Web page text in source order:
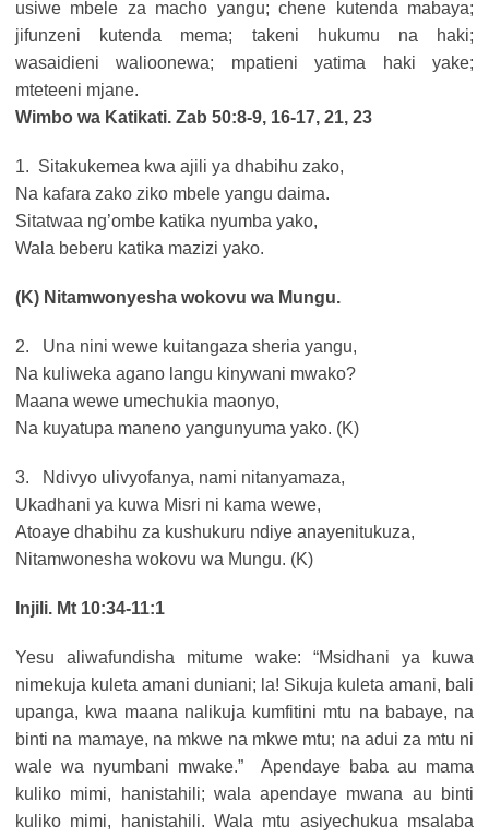
usiwe mbele za macho yangu; chene kutenda mabaya;
jifunzeni kutenda mema; takeni hukumu na haki;
wasaidieni walioonewa; mpatieni yatima haki yake;
mteteeni mjane.
Wimbo wa Katikati. Zab 50:8-9, 16-17, 21, 23
1. Sitakukemea kwa ajili ya dhabihu zako,
Na kafara zako ziko mbele yangu daima.
Sitatwaa ng’ombe katika nyumba yako,
Wala beberu katika mazizi yako.
(K) Nitamwonyesha wokovu wa Mungu.
2. Una nini wewe kuitangaza sheria yangu,
Na kuliweka agano langu kinywani mwako?
Maana wewe umechukia maonyo,
Na kuyatupa maneno yangunyuma yako. (K)
3. Ndivyo ulivyofanya, nami nitanyamaza,
Ukadhani ya kuwa Misri ni kama wewe,
Atoaye dhabihu za kushukuru ndiye anayenitukuza,
Nitamwonesha wokovu wa Mungu. (K)
Injili. Mt 10:34-11:1
Yesu aliwafundisha mitume wake: “Msidhani ya kuwa
nimekuja kuleta amani duniani; la! Sikuja kuleta amani, bali
upanga, kwa maana nalikuja kumfitini mtu na babaye, na
binti na mamaye, na mkwe na mkwe mtu; na adui za mtu ni
wale wa nyumbani mwake.” Apendaye baba au mama
kuliko mimi, hanistahili; wala apendaye mwana au binti
kuliko mimi, hanistahili. Wala mtu asiyechukua msalaba